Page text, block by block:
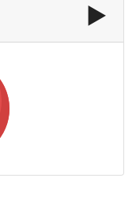
▶️